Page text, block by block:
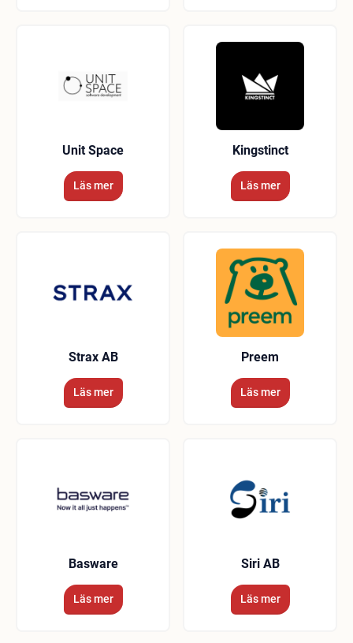
Unit Space
Läs mer
Kingstinct
Läs mer
Strax AB
Läs mer
Preem
Läs mer
Basware
Läs mer
Siri AB
Läs mer